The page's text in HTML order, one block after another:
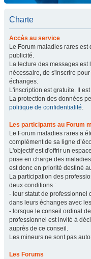
Charte
Accès au service
Le Forum maladies rares est
publicité.
La lecture des messages
nécessaire, de s'inscrire
échanges.
L'inscription est gratuite. Il
La protection des données
politique de confidentialité.
Les participants au Forum
Le Forum maladies rares a
complément de sa ligne
L'objectif est d'offrir un
prise en charge des
est donc en priorité destiné
La participation des
deux conditions :
- leur statut de professionnel
dans leurs échanges avec
- lorsque le conseil ordinal
professionnel est invité à
auprès de ce conseil.
Les mineurs ne sont pas
Les Forums